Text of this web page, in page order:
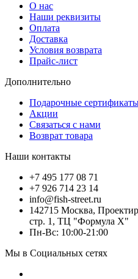
О нас
Наши реквизиты
Оплата
Доставка
Условия возврата
Прайс-лист
Дополнительно
Подарочные
Акции
Связаться с нами
Возврат товара
Наши контакты
+7 495 177 08 71
+7 926 714 23 14
info@fish-street.ru
142715 Москва,
стр. 1, ТЦ "Формула X"
Пн-Вс: 10:00-21:00
Мы в Социальных сетях